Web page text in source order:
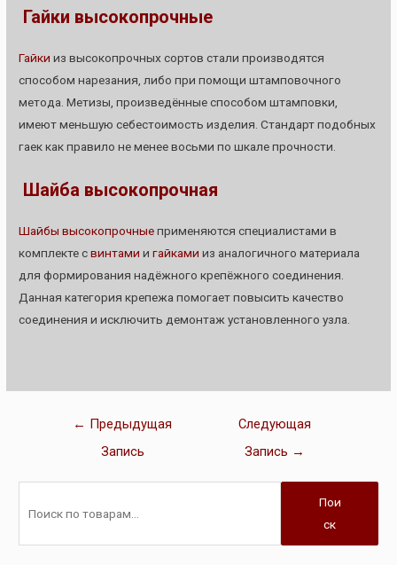
Гайки высокопрочные
Гайки из высокопрочных сортов стали производятся
способом нарезания, либо при помощи штамповочного
метода. Метизы, произведённые способом штамповки,
имеют меньшую себестоимость изделия. Стандарт подобных
гаек как правило не менее восьми по шкале прочности.
Шайба высокопрочная
Шайбы высокопрочныеприменяются специалистами в
комплекте свинтами игайками из аналогичного материала
для формирования надёжного крепёжного соединения.
Данная категория крепежа помогает повысить качество
соединения и исключить демонтаж установленного узла.
← Предыдущая
Запись
Следующая
Запись →
Пои
ск